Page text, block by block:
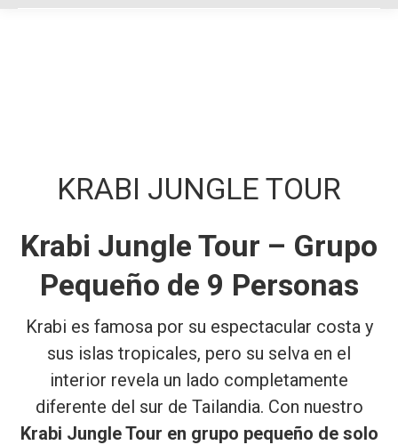
KRABI JUNGLE TOUR
Krabi Jungle Tour – Grupo
Pequeño de 9 Personas
Krabi es famosa por su espectacular costa y
sus islas tropicales, pero su selva en el
interior revela un lado completamente
diferente del sur de Tailandia. Con nuestro
Krabi Jungle Tour en grupo pequeño de solo